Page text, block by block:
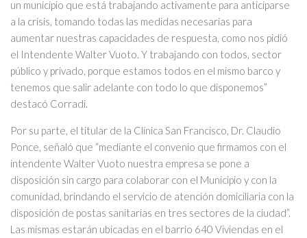
un municipio que está trabajando activamente para anticiparse
a la crisis, tomando todas las medidas necesarias para
aumentar nuestras capacidades de respuesta, como nos pidió
el Intendente Walter Vuoto. Y trabajando con todos, sector
público y privado, porque estamos todos en el mismo barco y
tenemos que salir adelante con todo lo que disponemos”
destacó Corradi.
Por su parte, el titular de la Clínica San Francisco, Dr. Claudio
Ponce, señaló que “mediante el convenio que firmamos con el
intendente Walter Vuoto nuestra empresa se pone a
disposición sin cargo para colaborar con el Municipio y con la
comunidad, brindando el servicio de atención domiciliaria con la
disposición de postas sanitarias en tres sectores de la ciudad”.
Las mismas estarán ubicadas en el barrio 640 Viviendas en el